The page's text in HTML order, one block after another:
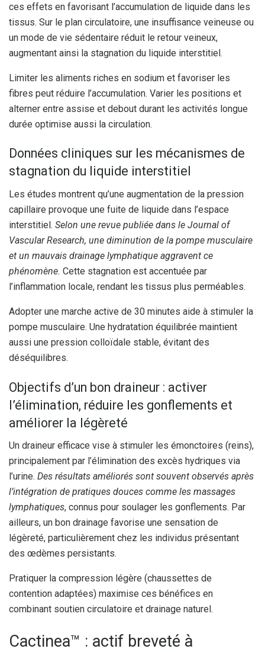
ces effets en favorisant l’accumulation de liquide dans les
tissus. Sur le plan circulatoire, une insuffisance veineuse ou
un mode de vie sédentaire réduit le retour veineux,
augmentant ainsi la stagnation du liquide interstitiel.
Limiter les aliments riches en sodium et favoriser les
fibres peut réduire l’accumulation. Varier les positions et
alterner entre assise et debout durant les activités longue
durée optimise aussi la circulation.
Données cliniques sur les mécanismes de
stagnation du liquide interstitiel
Les études montrent qu’une augmentation de la pression
capillaire provoque une fuite de liquide dans l’espace
interstitiel. Selon une revue publiée dans le Journal of
Vascular Research, une diminution de la pompe musculaire
et un mauvais drainage lymphatique aggravent ce
phénomène. Cette stagnation est accentuée par
l’inflammation locale, rendant les tissus plus perméables.
Adopter une marche active de 30 minutes aide à stimuler la
pompe musculaire. Une hydratation équilibrée maintient
aussi une pression colloïdale stable, évitant des
déséquilibres.
Objectifs d’un bon draineur : activer
l’élimination, réduire les gonflements et
améliorer la légèreté
Un draineur efficace vise à stimuler les émonctoires (reins),
principalement par l’élimination des excès hydriques via
l’urine. Des résultats améliorés sont souvent observés après
l’intégration de pratiques douces comme les massages
lymphatiques, connus pour soulager les gonflements. Par
ailleurs, un bon drainage favorise une sensation de
légèreté, particulièrement chez les individus présentant
des œdèmes persistants.
Pratiquer la compression légère (chaussettes de
contention adaptées) maximise ces bénéfices en
combinant soutien circulatoire et drainage naturel.
Cactinea™ : actif breveté à